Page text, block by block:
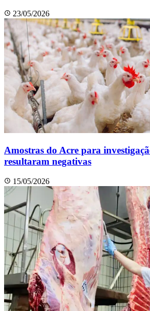
23/05/2026
Amostras do Acre para
resultaram negativas
15/05/2026